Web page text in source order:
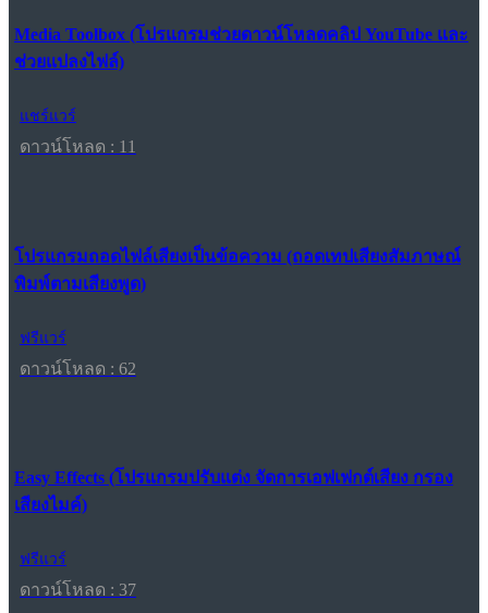
Media Toolbox (โปรแกรมช่วยดาวน์โหลดคลิป YouTube และ
ช่วยแปลงไฟล์)
แชร์แวร์
ดาวน์โหลด : 11
โปรแกรมถอดไฟล์เสียงเป็นข้อความ (ถอดเทปเสียงสัมภาษณ์
พิมพ์ตามเสียงพูด)
ฟรีแวร์
ดาวน์โหลด : 62
Easy Effects (โปรแกรมปรับแต่ง จัดการเอฟเฟกต์เสียง กรอง
เสียงไมค์)
ฟรีแวร์
ดาวน์โหลด : 37